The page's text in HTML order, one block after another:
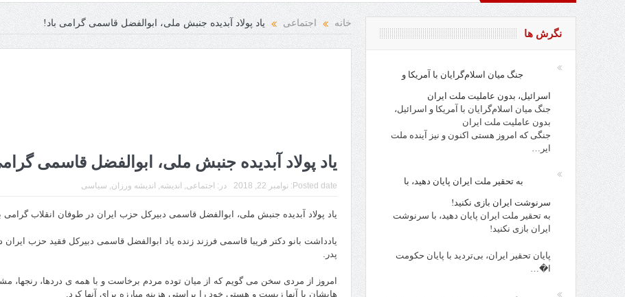
و نقد از افراد، احزاب، حکام و مقدسات! روز کارگر، روز جامعه انسانی فرخنده باد
خانه اجتماعی یاد پولاد آبدیده جنبش ملی، ابوالفضل قاسمی گرامی باد!
یاد پولاد آبدیده جنبش ملی، ابوالفضل قاسمی
Posted date: نوامبر 22, 2018 در: اجتماعی, اندیشه, اندیشه ورزان, سیاسی
یاد پولاد آبدیده جنبش ملی، ابوالفضل قاسمی دبیرکل حزب ایران در طوفان انقلاب گرامی
یادداشت بانو دکتر فریبا قاسمی فرزند زنده یاد ابوالفضل قاسمی دبیرکل فقید حزب
پدر.
امروز از مردی سخن می گویم که از میان توده مردم برخاست و با همه ی دردها، رنجها،
هایشان با آنها زیست و هستی خود را براستی هزینه مبارزه برای آنها کرد.
نگرش ها
جنگ میان اسلام‌گرایان با آمریکا و
اسرائیل، بدون عاملیت ملت ایران
جنگ میان اسلام‌گرایان با آمریکا و اسرائیل،
بدون عاملیت ملت ایران
جنگی که امروز هستی اکنون و نیز آینده ملت
ایر…
به تحقیر ملت ایران پایان دهید، با
سرنوشت ایران بازی نکنید!
به تحقیر ملت ایران پایان دهید، با سرنوشت
ایران بازی نکنید!
پایان تحقیر ایران، بی‌تردید با پایان حکومت
ا�…